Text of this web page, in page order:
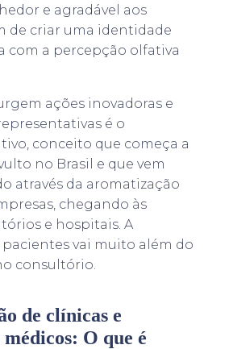
e agradável aos
de criar uma identidade
com a percepção olfativa
ações inovadoras e
é o
conceito que começa a
no Brasil e que vem
através da aromatização
chegando às
e hospitais. A
vai muito além do
consultório.
de clínicas e
O que é